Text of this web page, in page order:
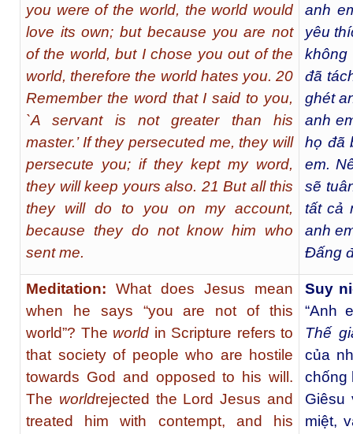
you were of the world, the world would
love its own; but because you are not
of the world, but I chose you out of the
world, therefore the world hates you. 20
Remember the word that I said to you,
`A servant is not greater than his
master.’ If they persecuted me, they will
persecute you; if they kept my word,
they will keep yours also. 21 But all this
they will do to you on my account,
because they do not know him who
sent me.
anh
yêu
không
đã
ghét
anh
họ đã
em.
sẽ
tất cả
anh
Đấng
Meditation: What does Jesus mean
when he says “you are not of this
world”? The world in Scripture refers to
that society of people who are hostile
towards God and opposed to his will.
The worldrejected the Lord Jesus and
treated him with contempt, and his
Suy
“Anh
Thế
của
chống
Giêsu
miệt,